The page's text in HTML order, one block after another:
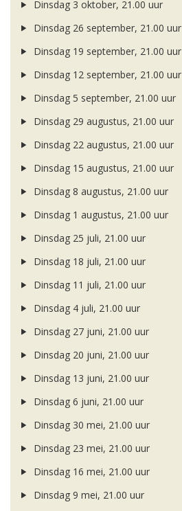
Dinsdag 3 oktober, 21.00 uur
Dinsdag 26 september, 21.00 uur
Dinsdag 19 september, 21.00 uur
Dinsdag 12 september, 21.00 uur
Dinsdag 5 september, 21.00 uur
Dinsdag 29 augustus, 21.00 uur
Dinsdag 22 augustus, 21.00 uur
Dinsdag 15 augustus, 21.00 uur
Dinsdag 8 augustus, 21.00 uur
Dinsdag 1 augustus, 21.00 uur
Dinsdag 25 juli, 21.00 uur
Dinsdag 18 juli, 21.00 uur
Dinsdag 11 juli, 21.00 uur
Dinsdag 4 juli, 21.00 uur
Dinsdag 27 juni, 21.00 uur
Dinsdag 20 juni, 21.00 uur
Dinsdag 13 juni, 21.00 uur
Dinsdag 6 juni, 21.00 uur
Dinsdag 30 mei, 21.00 uur
Dinsdag 23 mei, 21.00 uur
Dinsdag 16 mei, 21.00 uur
Dinsdag 9 mei, 21.00 uur